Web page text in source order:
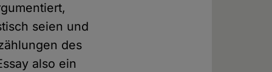
seien und
des
also ein